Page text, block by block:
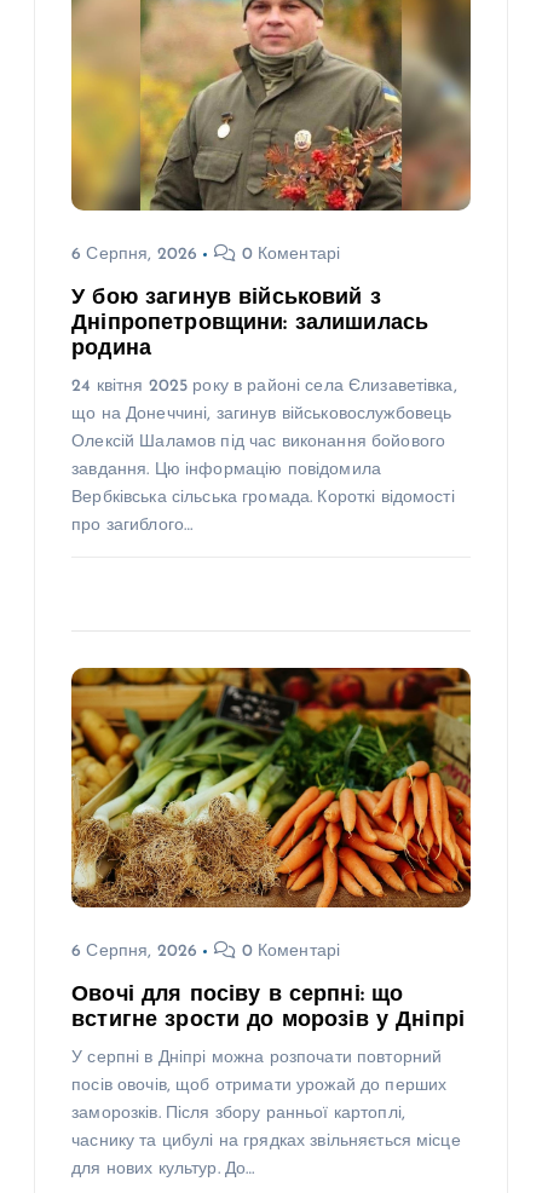
6 Серпня, 2026 0 Коментарі
У бою загинув військовий з
Дніпропетровщини: залишилась
родина
24 квітня 2025 року в районі села Єлизаветівка,
що на Донеччині, загинув військовослужбовець
Олексій Шаламов під час виконання бойового
завдання. Цю інформацію повідомила
Вербківська сільська громада. Короткі відомості
про загиблого…
6 Серпня, 2026 0 Коментарі
Овочі для посіву в серпні: що
встигне зрости до морозів у Дніпрі
У серпні в Дніпрі можна розпочати повторний
посів овочів, щоб отримати урожай до перших
заморозків. Після збору ранньої картоплі,
часнику та цибулі на грядках звільняється місце
для нових культур. До…